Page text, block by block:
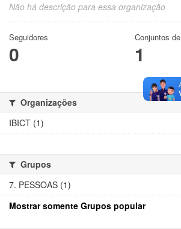
Não há descrição para essa organização
Seguidores
0
Conjuntos
1
Organizações
IBICT (1)
Grupos
7. PESSOAS (1)
Mostrar somente Grupos popular